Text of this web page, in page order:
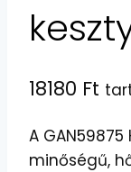
18180 Ft
A GAN59875
minőségű,